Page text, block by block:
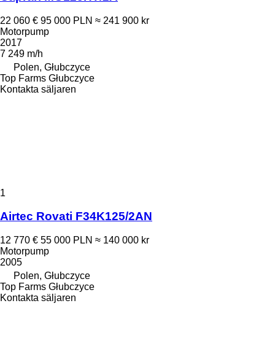
22 060 € 95 000 PLN ≈ 241 900 kr
Motorpump
2017
7 249 m/h
Polen, Głubczyce
Top Farms Głubczyce
Kontakta säljaren
1
Airtec Rovati F34K125/2AN
12 770 € 55 000 PLN ≈ 140 000 kr
Motorpump
2005
Polen, Głubczyce
Top Farms Głubczyce
Kontakta säljaren